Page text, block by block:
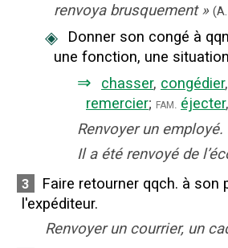
renvoya brusquement »
◈
Donner son congé à
une fonction, une
⇒ chasser, congédier,
remercier; fam. éjecter,
Renvoyer un employé.
Il a été renvoyé de
3
Faire retourner qqch. à son
l'expéditeur.
Renvoyer un courrier, un